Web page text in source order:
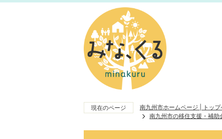
現在のページ 南九州市ホームページ | トップ
南九州市の移住支援・補助